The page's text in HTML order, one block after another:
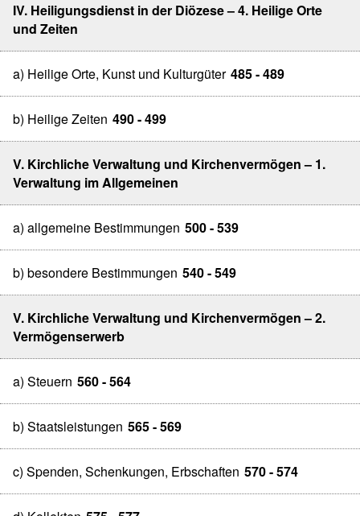
IV. Heiligungsdienst in der Diözese – 4. Heilige Orte
und Zeiten
a) Heilige Orte, Kunst und Kulturgüter 485 - 489
b) Heilige Zeiten 490 - 499
V. Kirchliche Verwaltung und Kirchenvermögen – 1.
Verwaltung im Allgemeinen
a) allgemeine Bestimmungen 500 - 539
b) besondere Bestimmungen 540 - 549
V. Kirchliche Verwaltung und Kirchenvermögen – 2.
Vermögenserwerb
a) Steuern 560 - 564
b) Staatsleistungen 565 - 569
c) Spenden, Schenkungen, Erbschaften 570 - 574